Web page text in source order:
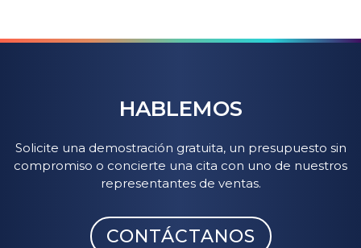
HABLEMOS
Solicite una demostración gratuita, un presupuesto sin
compromiso o concierte una cita con uno de nuestros
representantes de ventas.
CONTÁCTANOS